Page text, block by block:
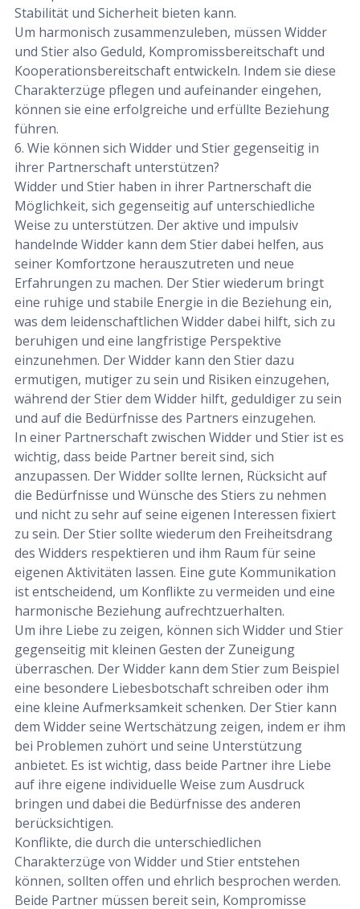
Stabilität und Sicherheit bieten kann.
Um harmonisch zusammenzuleben, müssen Widder
und Stier also Geduld, Kompromissbereitschaft und
Kooperationsbereitschaft entwickeln. Indem sie diese
Charakterzüge pflegen und aufeinander eingehen,
können sie eine erfolgreiche und erfüllte Beziehung
führen.
6. Wie können sich Widder und Stier gegenseitig in
ihrer Partnerschaft unterstützen?
Widder und Stier haben in ihrer Partnerschaft die
Möglichkeit, sich gegenseitig auf unterschiedliche
Weise zu unterstützen. Der aktive und impulsiv
handelnde Widder kann dem Stier dabei helfen, aus
seiner Komfortzone herauszutreten und neue
Erfahrungen zu machen. Der Stier wiederum bringt
eine ruhige und stabile Energie in die Beziehung ein,
was dem leidenschaftlichen Widder dabei hilft, sich zu
beruhigen und eine langfristige Perspektive
einzunehmen. Der Widder kann den Stier dazu
ermutigen, mutiger zu sein und Risiken einzugehen,
während der Stier dem Widder hilft, geduldiger zu sein
und auf die Bedürfnisse des Partners einzugehen.
In einer Partnerschaft zwischen Widder und Stier ist es
wichtig, dass beide Partner bereit sind, sich
anzupassen. Der Widder sollte lernen, Rücksicht auf
die Bedürfnisse und Wünsche des Stiers zu nehmen
und nicht zu sehr auf seine eigenen Interessen fixiert
zu sein. Der Stier sollte wiederum den Freiheitsdrang
des Widders respektieren und ihm Raum für seine
eigenen Aktivitäten lassen. Eine gute Kommunikation
ist entscheidend, um Konflikte zu vermeiden und eine
harmonische Beziehung aufrechtzuerhalten.
Um ihre Liebe zu zeigen, können sich Widder und Stier
gegenseitig mit kleinen Gesten der Zuneigung
überraschen. Der Widder kann dem Stier zum Beispiel
eine besondere Liebesbotschaft schreiben oder ihm
eine kleine Aufmerksamkeit schenken. Der Stier kann
dem Widder seine Wertschätzung zeigen, indem er ihm
bei Problemen zuhört und seine Unterstützung
anbietet. Es ist wichtig, dass beide Partner ihre Liebe
auf ihre eigene individuelle Weise zum Ausdruck
bringen und dabei die Bedürfnisse des anderen
berücksichtigen.
Konflikte, die durch die unterschiedlichen
Charakterzüge von Widder und Stier entstehen
können, sollten offen und ehrlich besprochen werden.
Beide Partner müssen bereit sein, Kompromisse